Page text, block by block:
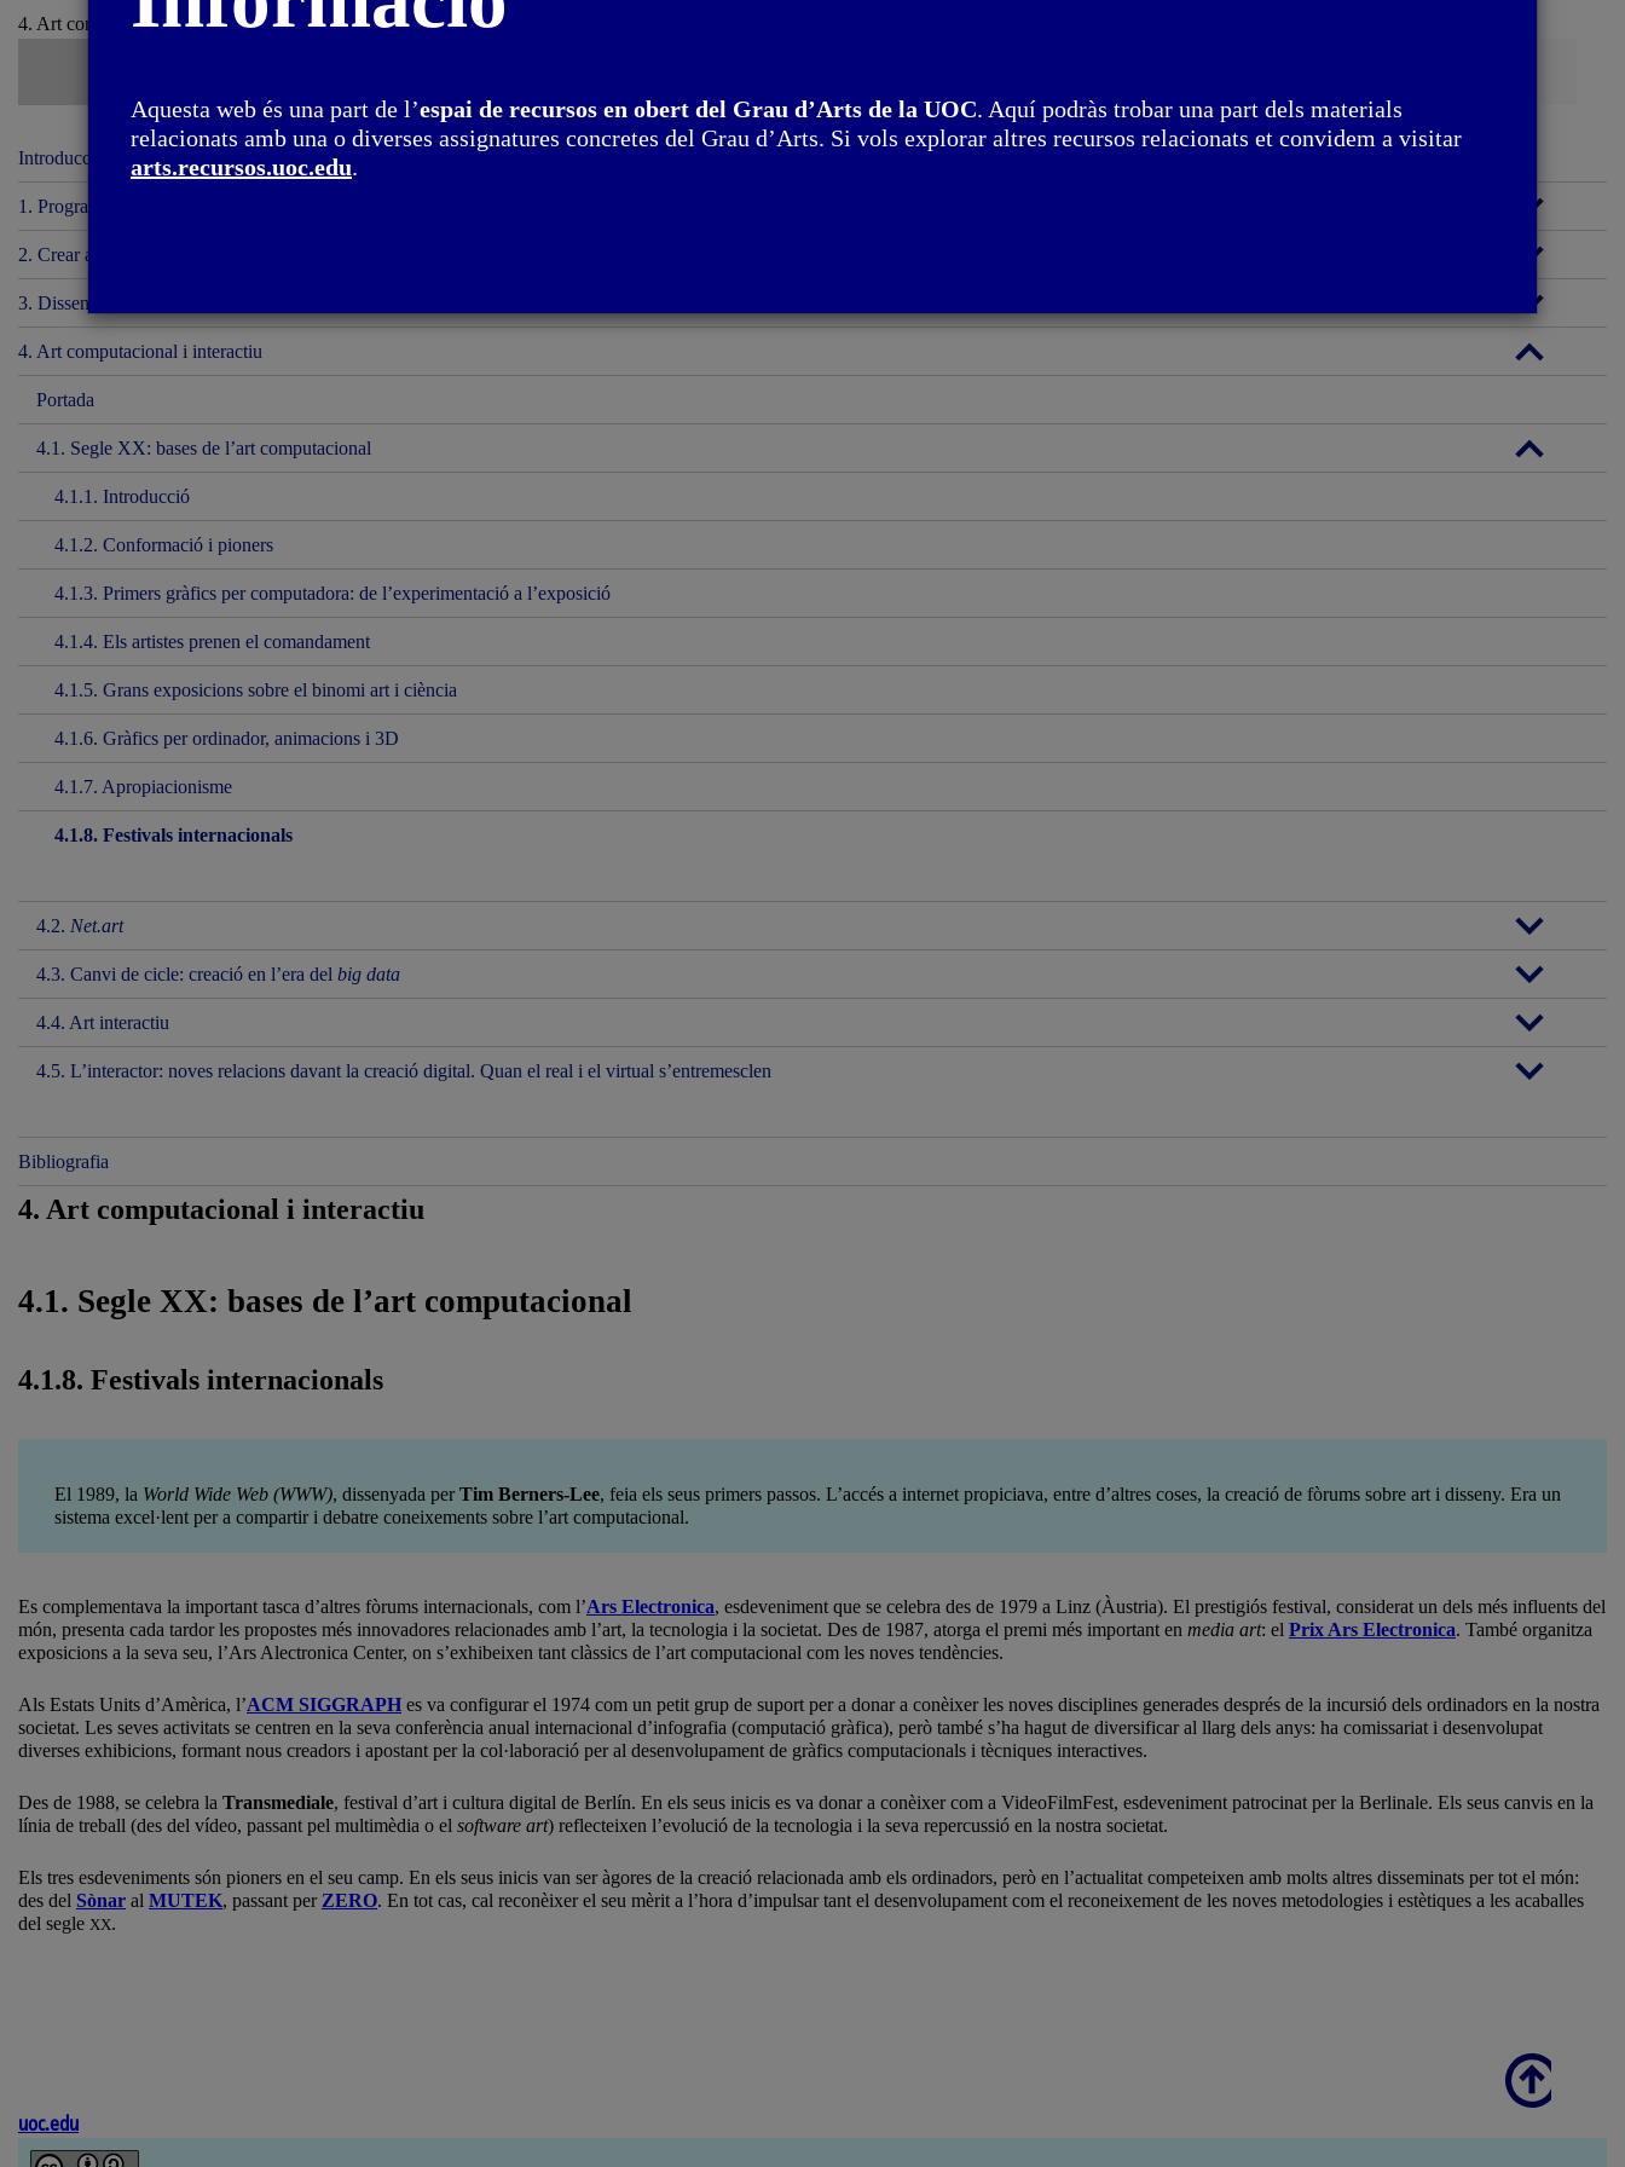
4. Art computacional i interactiu / 4.1. Segle XX: bases de l’art computacional
Introducció
1. Programari
2. Crear amb codi
3. Disseny i programació
4. Art computacional i interactiu
Portada
4.1. Segle XX: bases de l’art computacional
4.1.1. Introducció
4.1.2. Conformació i pioners
4.1.3. Primers gràfics per computadora: de l’experimentació a l’exposició
4.1.4. Els artistes prenen el comandament
4.1.5. Grans exposicions sobre el binomi art i ciència
4.1.6. Gràfics per ordinador, animacions i 3D
4.1.7. Apropiacionisme
4.1.8. Festivals internacionals
4.2. Net.art
4.3. Canvi de cicle: creació en l’era del big data
4.4. Art interactiu
4.5. L’interactor: noves relacions davant la creació digital. Quan el real i el virtual s’entremesclen
Bibliografia
4. Art computacional i interactiu
4.1. Segle XX: bases de l’art computacional
4.1.8. Festivals internacionals
El 1989, la World Wide Web (WWW), dissenyada per Tim Berners-Lee, feia els seus primers passos. L’accés a internet propiciava, entre d’altres coses, la creació de fòrums sobre art i disseny. Era un
sistema excel·lent per a compartir i debatre coneixements sobre l’art computacional.
Es complementava la important tasca d’altres fòrums internacionals, com l’Ars Electronica, esdeveniment que se celebra des de 1979 a Linz (Àustria). El prestigiós festival, considerat un dels més influents del
món, presenta cada tardor les propostes més innovadores relacionades amb l’art, la tecnologia i la societat. Des de 1987, atorga el premi més important en media art: el Prix Ars Electronica. També organitza
exposicions a la seva seu, l’Ars Alectronica Center, on s’exhibeixen tant clàssics de l’art computacional com les noves tendències.
Als Estats Units d’Amèrica, l’ACM SIGGRAPH es va configurar el 1974 com un petit grup de suport per a donar a conèixer les noves disciplines generades després de la incursió dels ordinadors en la nostra
societat. Les seves activitats se centren en la seva conferència anual internacional d’infografia (computació gràfica), però també s’ha hagut de diversificar al llarg dels anys: ha comissariat i desenvolupat
diverses exhibicions, formant nous creadors i apostant per la col·laboració per al desenvolupament de gràfics computacionals i tècniques interactives.
Des de 1988, se celebra la Transmediale, festival d’art i cultura digital de Berlín. En els seus inicis es va donar a conèixer com a VideoFilmFest, esdeveniment patrocinat per la Berlinale. Els seus canvis en la
línia de treball (des del vídeo, passant pel multimèdia o el software art) reflecteixen l’evolució de la tecnologia i la seva repercussió en la nostra societat.
Els tres esdeveniments són pioners en el seu camp. En els seus inicis van ser àgores de la creació relacionada amb els ordinadors, però en l’actualitat competeixen amb molts altres disseminats per tot el món:
des del Sònar al MUTEK, passant per ZERO. En tot cas, cal reconèixer el seu mèrit a l’hora d’impulsar tant el desenvolupament com el reconeixement de les noves metodologies i estètiques a les acaballes
del segle XX.
Scroll
uoc.edu
Aquesta web és una part de l’espai de recursos en obert del Grau d’Arts de la UOC. Aquí podràs trobar una part dels materials
relacionats amb una o diverses assignatures concretes del Grau d’Arts. Si vols explorar altres recursos relacionats et convidem a visitar
arts.recursos.uoc.edu.